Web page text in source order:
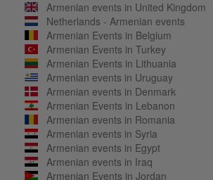
Armenian events in United Kingdom
Netherlands - Armenian events
Armenian Events in Belgium
Armenian Events in Turkey
Armenian Events in Lithuania
Armenian events in Uruguay
Armenian events in Denmark
Armenian Events in Lebanon
Armenian events in Romania
Armenian events in Syria
Armenian events in Egypt
Armenian events in Iraq
Armenian Events in Jordan